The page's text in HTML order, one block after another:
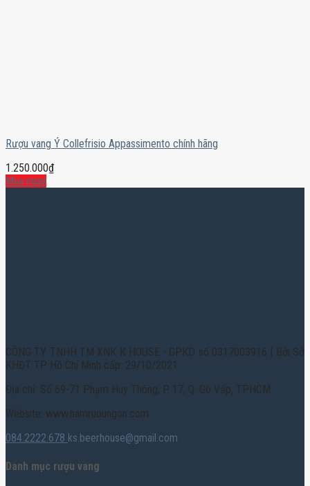
Rượu vang Ý Collefrisio Appassimento chính hãng
1.250.000₫
Mua ngay
CÔNG TY TNHH TM XNK K HOUSE - GPKD số 0317003916 | Bởi Sở
KHĐT TP. Hồ Chí Minh cấp: 29/10/2021
Địa chỉ: Số 69-71 Phạm Huy Thông, P. 17, Q. Gò Vấp, TPHCM
Website: www.hamruoungon.com
084.2222.678 ks.beerhouse@gmail.com
Danh mục rượu vang